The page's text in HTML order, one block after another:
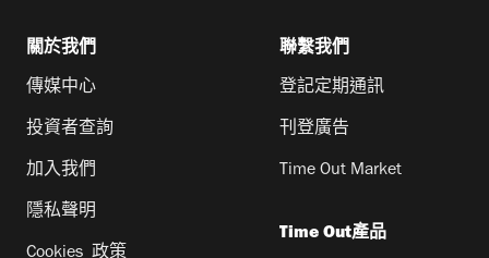
關於我們
傳媒中心
投資者查詢
加入我們
隱私聲明
Cookies 政策
聯繫我們
登記定期通訊
刊登廣告
Time Out Market
Time Out產品